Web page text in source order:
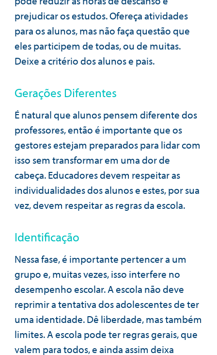
prejudicar os estudos. Ofereça atividades
para os alunos, mas não faça questão que
eles participem de todas, ou de muitas.
Deixe a critério dos alunos e pais.
Gerações Diferentes
É natural que alunos pensem diferente dos
professores, então é importante que os
gestores estejam preparados para lidar com
isso sem transformar em uma dor de
cabeça. Educadores devem respeitar as
individualidades dos alunos e estes, por sua
vez, devem respeitar as regras da escola.
Identificação
Nessa fase, é importante pertencer a um
grupo e, muitas vezes, isso interfere no
desempenho escolar. A escola não deve
reprimir a tentativa dos adolescentes de ter
uma identidade. Dê liberdade, mas também
limites. A escola pode ter regras gerais, que
valem para todos, e ainda assim deixa